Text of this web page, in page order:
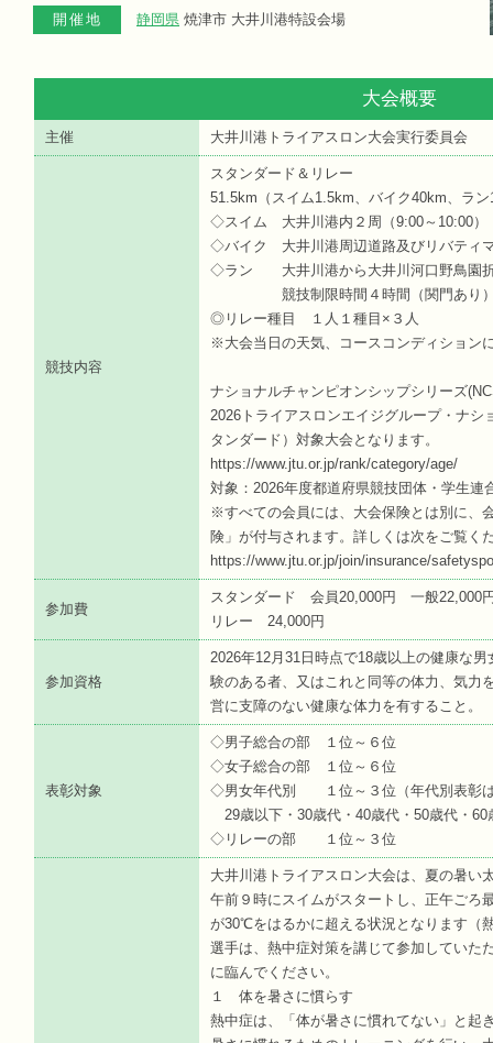
開催地 静岡県 焼津市 大井川港特設会場
大会概要
主催 大井川港トライアスロン大会実行委員会
競技内容
スタンダード＆リレー
51.5km（スイム1.5km、バイク40km、ラ
◇スイム 大井川港内２周（9:00～10:00）
◇バイク 大井川港周辺道路及びリバティ
◇ラン 大井川港から大井川河口野鳥園折
競技制限時間４時間（関門あり
◎リレー種目 １人１種目×３人
※大会当日の天気、コースコンディション
ナショナルチャンピオンシップシリーズ
2026トライアスロンエイジグループ・ナ
タンダード）対象大会となります。
https://www.jtu.or.jp/rank/category/age/
対象：2026年度都道府県競技団体・学生連
※すべての会員には、大会保険とは別に、
険」が付与されます。詳しくは次をご覧く
https://www.jtu.or.jp/join/insurance/
参加費
スタンダード 会員20,000円 一般22,000
リレー 24,000円
参加資格
2026年12月31日時点で18歳以上の健康な
験のある者、又はこれと同等の体力、気力
営に支障のない健康な体力を有すること。
表彰対象
◇男子総合の部 １位～６位
◇女子総合の部 １位～６位
◇男女年代別 １位～３位（年代別表彰は
29歳以下・30歳代・40歳代・50歳代・60
◇リレーの部 １位～３位
大井川港トライアスロン大会は、夏の暑い
午前９時にスイムがスタートし、正午ごろ
が30℃をはるかに超える状況となります（
選手は、熱中症対策を講じて参加していた
に臨んでください。
１ 体を暑さに慣らす
熱中症は、「体が暑さに慣れてない」と起